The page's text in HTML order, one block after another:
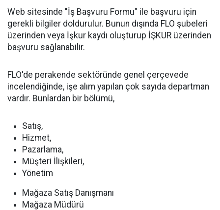
Web sitesinde "İş Başvuru Formu" ile başvuru için
gerekli bilgiler doldurulur. Bunun dışında FLO şubeleri
üzerinden veya İşkur kaydı oluşturup İŞKUR üzerinden
başvuru sağlanabilir.
FLO'de perakende sektöründe genel çerçevede
incelendiğinde, işe alım yapılan çok sayıda departman
vardır. Bunlardan bir bölümü,
Satış,
Hizmet,
Pazarlama,
Müşteri İlişkileri,
Yönetim
Mağaza Satış Danışmanı
Mağaza Müdürü